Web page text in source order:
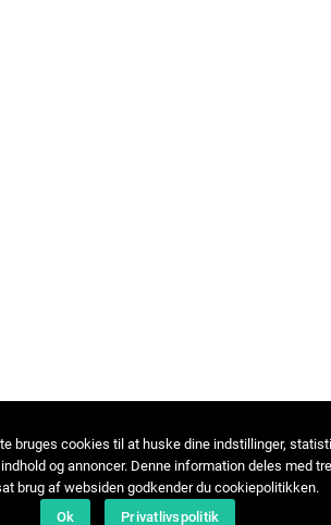
bruges cookies til at huske dine indstillinger,
og annoncer. Denne information deles med
brug af websiden godkender du cookiepolitikken.
Ok
Privatlivspolitik